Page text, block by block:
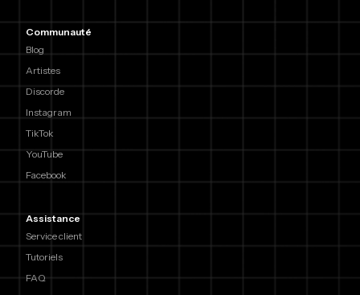
Communauté
Blog
Artistes
Discorde
Instagram
TikTok
YouTube
Facebook
Assistance
Service client
Tutoriels
FAQ